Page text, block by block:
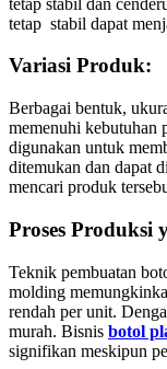
tetap stabil dapat
Variasi Produk:
Berbagai bentuk,
memenuhi kebutuhan
digunakan untuk
ditemukan dan dapat
mencari produk
Proses Produksi
Teknik pembuatan
molding
rendah per unit.
murah. Bisnis botol
signifikan meskipun